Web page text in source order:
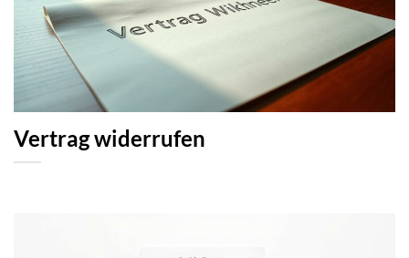
Vertrag widerrufen